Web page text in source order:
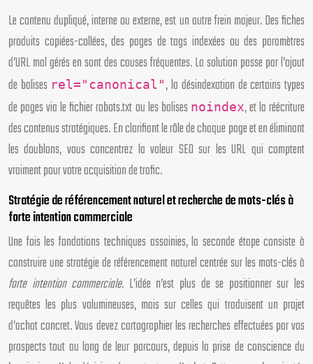
Le contenu dupliqué, interne ou externe, est un autre frein majeur. Des fiches
produits copiées-collées, des pages de tags indexées ou des paramètres
d’URL mal gérés en sont des causes fréquentes. La solution passe par l’ajout
de balises rel="canonical" , la désindexation de certains types
de pages via le fichier robots.txt ou les balises noindex, et la réécriture
des contenus stratégiques. En clarifiant le rôle de chaque page et en éliminant
les doublons, vous concentrez la valeur SEO sur les URL qui comptent
vraiment pour votre acquisition de trafic.
Stratégie de référencement naturel et recherche de mots-clés à
forte intention commerciale
Une fois les fondations techniques assainies, la seconde étape consiste à
construire une stratégie de référencement naturel centrée sur les mots-clés à
forte intention commerciale. L’idée n’est plus de se positionner sur les
requêtes les plus volumineuses, mais sur celles qui traduisent un projet
d’achat concret. Vous devez cartographier les recherches effectuées par vos
prospects tout au long de leur parcours, depuis la prise de conscience du